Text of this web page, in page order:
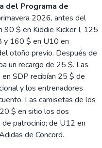
del Programa de
2026, antes del
90 $ en Kiddie Kicker I, 125
y 160 $ en U10 en
otoño previo. Después de
un recargo de 25 $. Las
SDP recibían 25 $ de
y los entrenadores
Las camisetas de los
$ en sitio los dos
patrocinio; de U12 en
de Concord.